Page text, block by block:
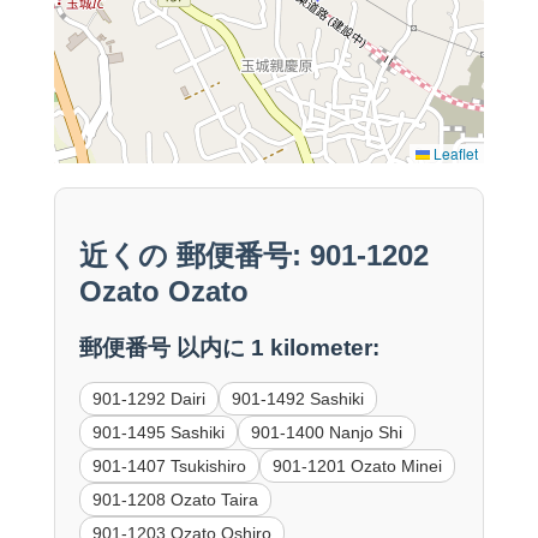
Leaflet
近くの 郵便番号: 901-1202
Ozato Ozato
郵便番号 以内に 1 kilometer:
901-1292 Dairi
901-1492 Sashiki
901-1495 Sashiki
901-1400 Nanjo Shi
901-1407 Tsukishiro
901-1201 Ozato Minei
901-1208 Ozato Taira
901-1203 Ozato Oshiro